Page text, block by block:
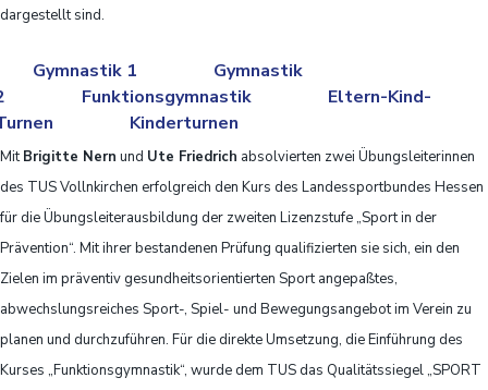
dargestellt sind.
Gymnastik 1
Gymnastik
Funktionsgymnastik
Eltern-Kind-
Kinderturnen
MitBrigitte Nern und Ute Friedrich absolvierten zwei Übungsleiterinnen
des TUS Vollnkirchen erfolgreich den Kurs des Landessportbundes Hessen
für die Übungsleiterausbildung der zweiten Lizenzstufe „Sport in der
Prävention“. Mit ihrer bestandenen Prüfung qualifizierten sie sich, ein den
Zielen im präventiv gesundheitsorientierten Sport angepaßtes,
abwechslungsreiches Sport-, Spiel- und Bewegungsangebot im Verein zu
planen und durchzuführen. Für die direkte Umsetzung, die Einführung des
Kurses „Funktionsgymnastik“, wurde dem TUS das Qualitätssiegel „SPORT